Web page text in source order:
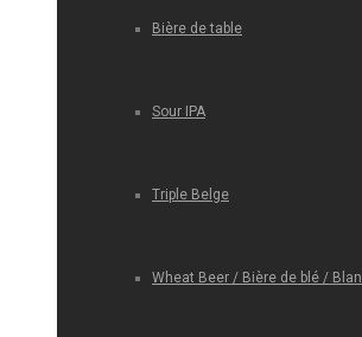
Bière de table
Sour IPA
Triple Belge
Wheat Beer / Bière de blé /